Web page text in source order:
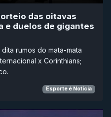
das oitavas
e duelos de gigantes
rumos do mata-mata
x Corinthians;
Esporte é Notícia